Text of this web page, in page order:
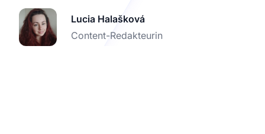
Lucia Halašková
Content-Redakteurin